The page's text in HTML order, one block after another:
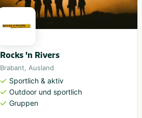
Rocks 'n Rivers
Brabant, Ausland
Sportlich & aktiv
Outdoor und sportlich
Gruppen